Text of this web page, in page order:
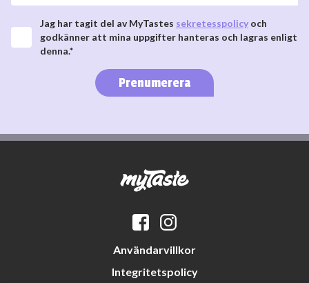
Jag har tagit del av MyTastes sekretesspolicy och
godkänner att mina uppgifter hanteras och lagras enligt
denna.*
Prenumerera
Användarvillkor
Integritetspolicy